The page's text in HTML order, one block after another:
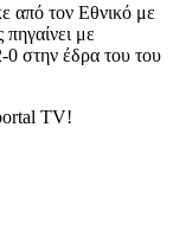
από τον Εθνικό με
με
0 στην έδρα του του
TV!